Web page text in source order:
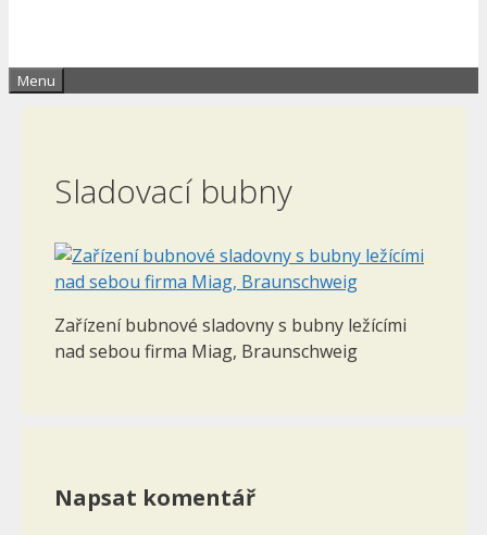
Menu
Sladovací bubny
Zařízení bubnové sladovny s bubny ležícími
nad sebou firma Miag, Braunschweig
Napsat komentář